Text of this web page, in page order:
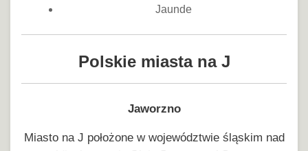
Jaunde
Polskie miasta na J
Jaworzno
Miasto na J położone w województwie śląskim nad